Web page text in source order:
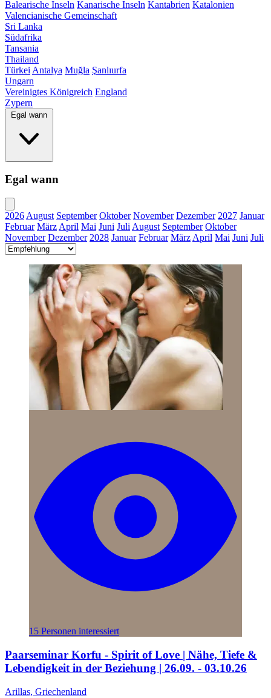
Balearische Inseln Kanarische Inseln Kantabrien Katalonien
Valencianische Gemeinschaft
Sri Lanka
Südafrika
Tansania
Thailand
Türkei Antalya Muğla Şanlıurfa
Ungarn
Vereinigtes Königreich England
Zypern
Egal wann
Egal wann
2026 August September Oktober November Dezember 2027 Januar
Februar März April Mai Juni Juli August September Oktober
November Dezember 2028 Januar Februar März April Mai Juni Juli
15 Personen interessiert
Paarseminar Korfu - Spirit of Love | Nähe, Tiefe &
Lebendigkeit in der Beziehung | 26.09. - 03.10.26
Arillas, Griechenland